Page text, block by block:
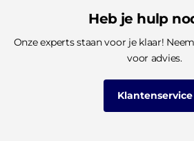
Heb je hulp
Onze experts staan voor je klaar!
voor advies.
Klantenservice